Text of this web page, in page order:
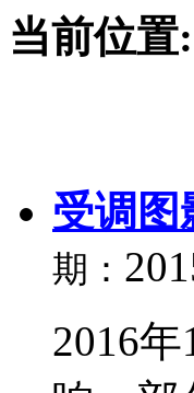
当前位置:
受调图
期：
2016